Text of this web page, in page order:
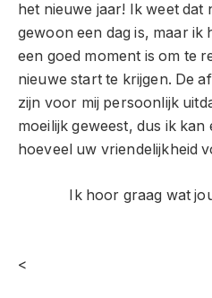
het nieuwe jaar! Ik weet dat
gewoon een dag is, maar ik
een goed moment is om te
nieuwe start te krijgen. De
zijn voor mij persoonlijk
moeilijk geweest, dus ik
hoeveel uw vriendelijkheid
Ik hoor graag wat
<